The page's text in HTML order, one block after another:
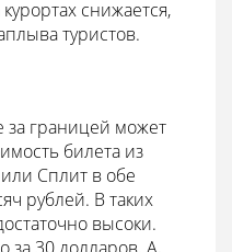
снижается,
туристов.
границей может
билета из
Сплит в обе
рублей. В таких
высоки.